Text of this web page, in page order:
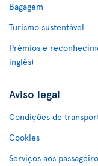
Bagagem
Turismo sustentável
Prémios e
inglês)
Aviso legal
Condições de
Cookies
Serviços aos